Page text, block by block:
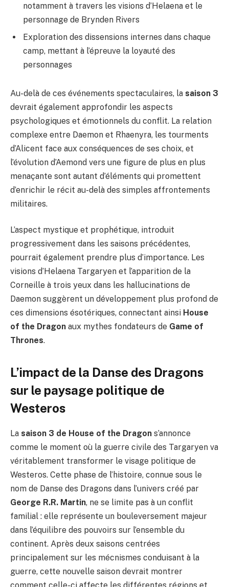
notamment à travers les visions d’Helaena et le
personnage de Brynden Rivers
Exploration des dissensions internes dans chaque
camp, mettant à l’épreuve la loyauté des
personnages
Au-delà de ces événements spectaculaires, la saison 3
devrait également approfondir les aspects
psychologiques et émotionnels du conflit. La relation
complexe entre Daemon et Rhaenyra, les tourments
d’Alicent face aux conséquences de ses choix, et
l’évolution d’Aemond vers une figure de plus en plus
menaçante sont autant d’éléments qui promettent
d’enrichir le récit au-delà des simples affrontements
militaires.
L’aspect mystique et prophétique, introduit
progressivement dans les saisons précédentes,
pourrait également prendre plus d’importance. Les
visions d’Helaena Targaryen et l’apparition de la
Corneille à trois yeux dans les hallucinations de
Daemon suggèrent un développement plus profond de
ces dimensions ésotériques, connectant ainsi House
of the Dragon aux mythes fondateurs de Game of
Thrones.
L’impact de la Danse des Dragons
sur le paysage politique de
Westeros
La saison 3 de House of the Dragon s’annonce
comme le moment où la guerre civile des Targaryen va
véritablement transformer le visage politique de
Westeros. Cette phase de l’histoire, connue sous le
nom de Danse des Dragons dans l’univers créé par
George R.R. Martin, ne se limite pas à un conflit
familial : elle représente un bouleversement majeur
dans l’équilibre des pouvoirs sur l’ensemble du
continent. Après deux saisons centrées
principalement sur les mécnismes conduisant à la
guerre, cette nouvelle saison devrait montrer